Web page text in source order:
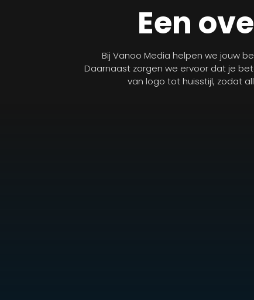
Een
Bij Vanoo Media helpen we jouw
Daarnaast zorgen we ervoor dat je
van logo tot huisstijl, zodat